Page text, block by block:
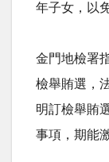
年子女，以
金門地檢署
檢舉賄選，
明訂檢舉賄
事項，期能